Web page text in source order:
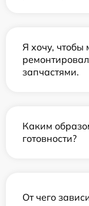
Я хочу, чтобы
запчастями.
Каким
готовности?
От чего